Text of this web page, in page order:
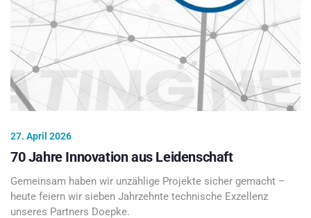
27. April 2026
70 Jahre Innovation aus Leidenschaft
Gemeinsam haben wir unzählige Projekte sicher gemacht –
heute feiern wir sieben Jahrzehnte technische Exzellenz
unseres Partners Doepke.